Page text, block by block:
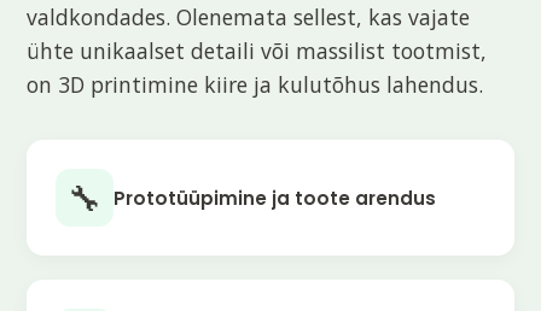
valdkondades. Olenemata sellest, kas vajate
ühte unikaalset detaili või massilist tootmist,
on 3D printimine kiire ja kulutõhus lahendus.
🔧 Prototüüpimine ja toote arendus